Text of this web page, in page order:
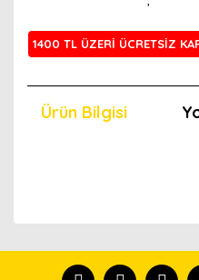
1400 TL ÜZERİ ÜCRETSİZ
Ürün Bilgisi
formunu kullanarak
Görüş ve önerileriniz için